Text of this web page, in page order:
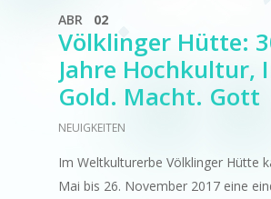
ABR 02
Völklinger Hütte:
Jahre Hochkultur,
Gold. Macht. Gott
NEUIGKEITEN
Im Weltkulturerbe Völklinger Hütte
Mai bis 26. November 2017 eine